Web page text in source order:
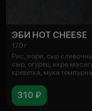
ЭБИ HOT CHEESE
170 г
Рис, нори, сыр
сыр, огурец, икра
креветка, мука
310 ₽